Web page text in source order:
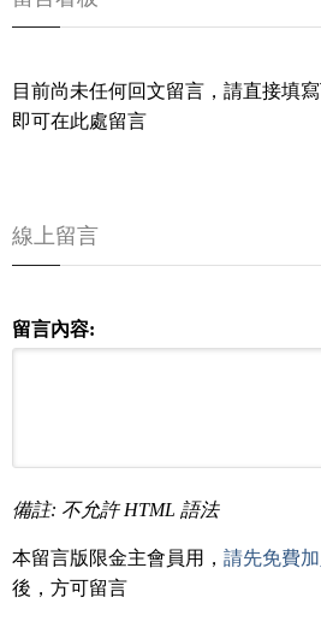
目前尚未任何回文留言，請直接填
即可在此處留言
線上留言
留言內容:
備註: 不允許 HTML 語法
本留言版限金主會員用， 請先免費
後，方可留言